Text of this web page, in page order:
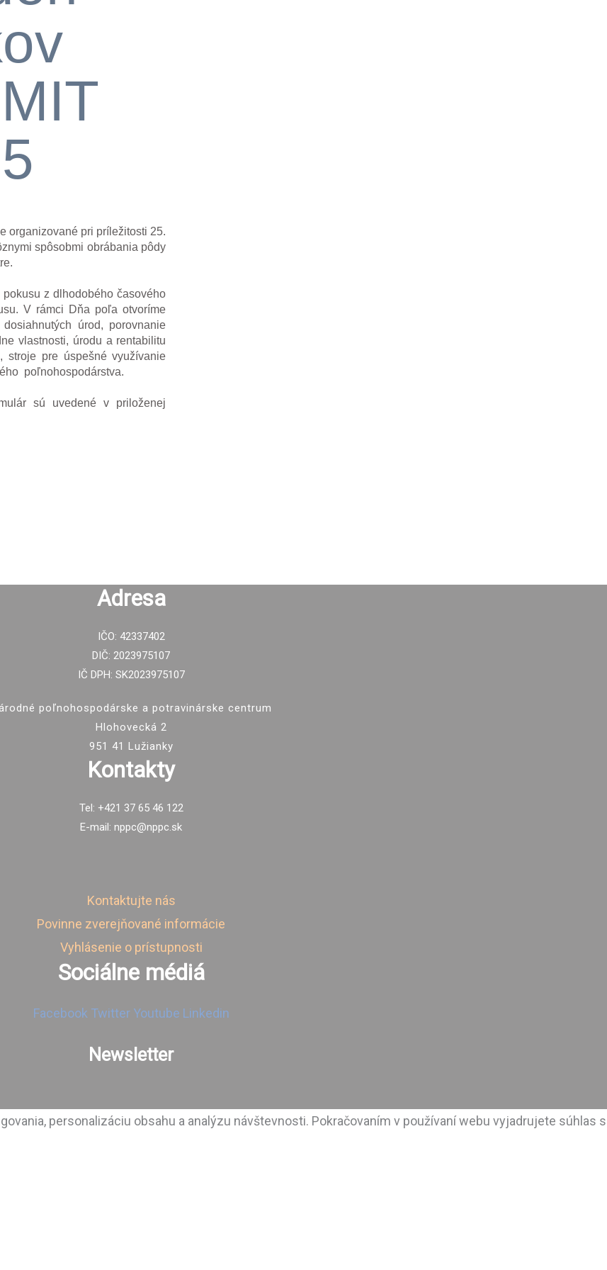
organizované pri príležitosti 25.
spôsobmi obrábania pôdy
z dlhodobého časového
V rámci Dňa poľa otvoríme
úrod, porovnanie
vlastnosti, úrodu a rentabilitu
stroje pre úspešné využívanie
poľnohospodárstva.
sú uvedené v priloženej
Adresa
IČO: 42337402
DIČ: 2023975107
IČ DPH: SK2023975107
poľnohospodárske a potravinárske centrum
Hlohovecká 2
951 41 Lužianky
Kontakty
Tel: +421 37 65 46 122
E-mail: nppc@nppc.sk
Kontaktujte nás
Povinne zverejňované informácie
Vyhlásenie o prístupnosti
Sociálne médiá
Facebook Twitter Youtube Linkedin
Newsletter
personalizáciu obsahu a analýzu návštevnosti. Pokračovaním v používaní webu vyjadrujete súhlas s